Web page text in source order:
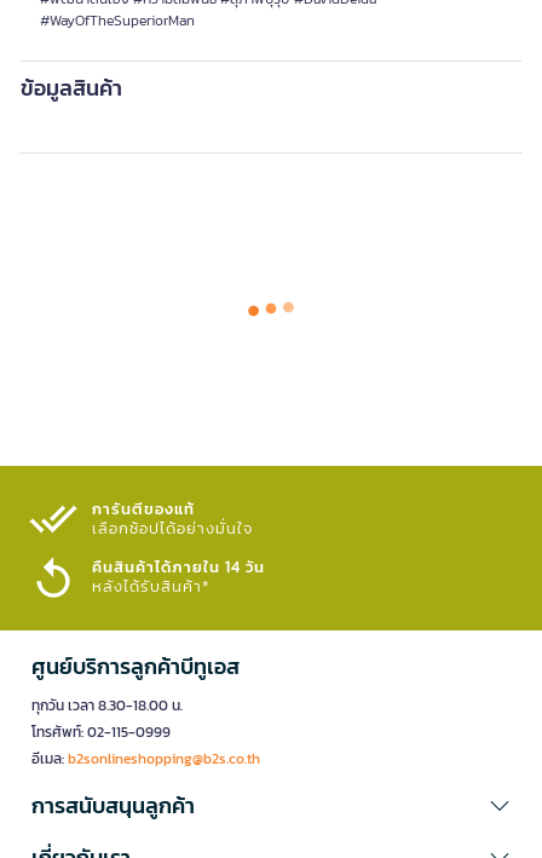
#WayOfTheSuperiorMan
ข้อมูลสินค้า
การันตีของแท้
เลือกช้อปได้อย่างมั่นใจ​
คืนสินค้าได้ภายใน 14 วัน
หลังได้รับสินค้า*
ศูนย์บริการลูกค้าบีทูเอส
ทุกวัน เวลา 8.30-18.00 น.
โทรศัพท์: 02-115-0999
อีเมล:b2sonlineshopping@b2s.co.th
การสนับสนุนลูกค้า